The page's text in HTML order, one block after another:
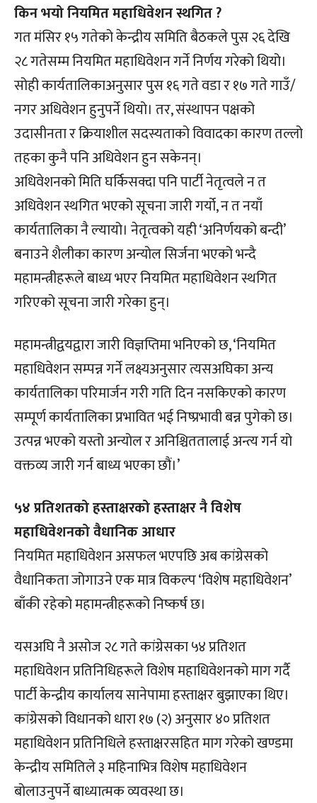
किन भयो नियमित महाधिवेशन स्थगित ?
गत मंसिर १५ गतेको केन्द्रीय समिति बैठकले पुस २६ देखि
२८ गतेसम्म नियमित महाधिवेशन गर्ने निर्णय गरेको थियो।
सोही कार्यतालिकाअनुसार पुस १६ गते वडा र १७ गते गाउँ/
नगर अधिवेशन हुनुपर्ने थियो। तर, संस्थापन पक्षको
उदासीनता र क्रियाशील सदस्यताको विवादका कारण तल्लो
तहका कुनै पनि अधिवेशन हुन सकेनन्।
अधिवेशनको मिति घर्किसक्दा पनि पार्टी नेतृत्वले न त
अधिवेशन स्थगित भएको सूचना जारी गर्यो, न त नयाँ
कार्यतालिका नै ल्यायो। नेतृत्वको यही ‘अनिर्णयको बन्दी’
बनाउने शैलीका कारण अन्योल सिर्जना भएको भन्दै
महामन्त्रीहरूले बाध्य भएर नियमित महाधिवेशन स्थगित
गरिएको सूचना जारी गरेका हुन्।
महामन्त्रीद्वयद्वारा जारी विज्ञप्तिमा भनिएको छ, ‘नियमित
महाधिवेशन सम्पन्न गर्ने लक्ष्यअनुसार त्यसअघिका अन्य
कार्यतालिका परिमार्जन गरी गति दिन नसकिएको कारण
सम्पूर्ण कार्यतालिका प्रभावित भई निष्प्रभावी बन्न पुगेको छ।
उत्पन्न भएको यस्तो अन्योल र अनिश्चिततालाई अन्त्य गर्न यो
वक्तव्य जारी गर्न बाध्य भएका छौं।’
५४ प्रतिशतको हस्ताक्षरको हस्ताक्षर नै विशेष
महाधिवेशनको वैधानिक आधार
नियमित महाधिवेशन असफल भएपछि अब कांग्रेसको
वैधानिकता जोगाउने एक मात्र विकल्प ‘विशेष महाधिवेशन’
बाँकी रहेको महामन्त्रीहरूको निष्कर्ष छ।
यसअघि नै असोज २८ गते कांग्रेसका ५४ प्रतिशत
महाधिवेशन प्रतिनिधिहरूले विशेष महाधिवेशनको माग गर्दै
पार्टी केन्द्रीय कार्यालय सानेपामा हस्ताक्षर बुझाएका थिए।
कांग्रेसको विधानको धारा १७ (२) अनुसार ४० प्रतिशत
महाधिवेशन प्रतिनिधिले हस्ताक्षरसहित माग गरेको खण्डमा
केन्द्रीय समितिले ३ महिनाभित्र विशेष महाधिवेशन
बोलाउनुपर्ने बाध्यात्मक व्यवस्था छ।